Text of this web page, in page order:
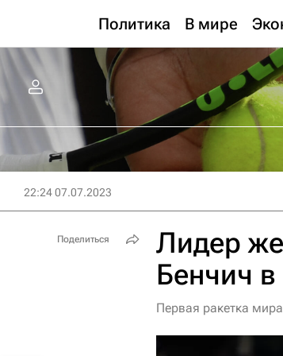
Политика В мире
22:24 07.07.2023
Лидер
Бенчич
Первая ракетка
Поделиться